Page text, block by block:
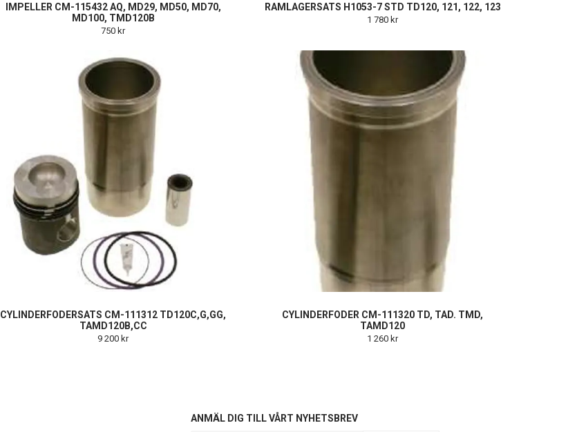
IMPELLER CM-115432 AQ, MD29, MD50, MD70,
MD100, TMD120B
750 kr
RAMLAGERSATS H1053-7 STD TD120, 121, 122, 123
1 780 kr
CYLINDERFODERSATS CM-111312 TD120C,G,GG,
TAMD120B,CC
9 200 kr
CYLINDERFODER CM-111320 TD, TAD. TMD,
TAMD120
1 260 kr
ANMÄL DIG TILL VÅRT NYHETSBREV